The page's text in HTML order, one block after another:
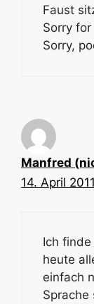
Faust
Sorry
Sorry,
Manfred
14. April
Ich
heute
einfach
Sprache